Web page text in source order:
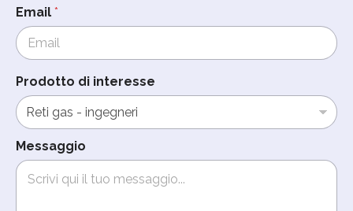
Email *
Prodotto di interesse
Messaggio